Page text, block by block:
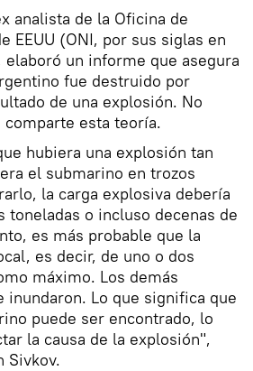
analista de la Oficina de
EEUU (ONI, por sus siglas en
un informe que asegura
fue destruido por
de una explosión. No
esta teoría.
hubiera una explosión tan
el submarino en trozos
la carga explosiva debería
toneladas o incluso decenas de
es más probable que la
es decir, de uno o dos
máximo. Los demás
inundaron. Lo que significa que
puede ser encontrado, lo
la causa de la explosión",
Sivkov.